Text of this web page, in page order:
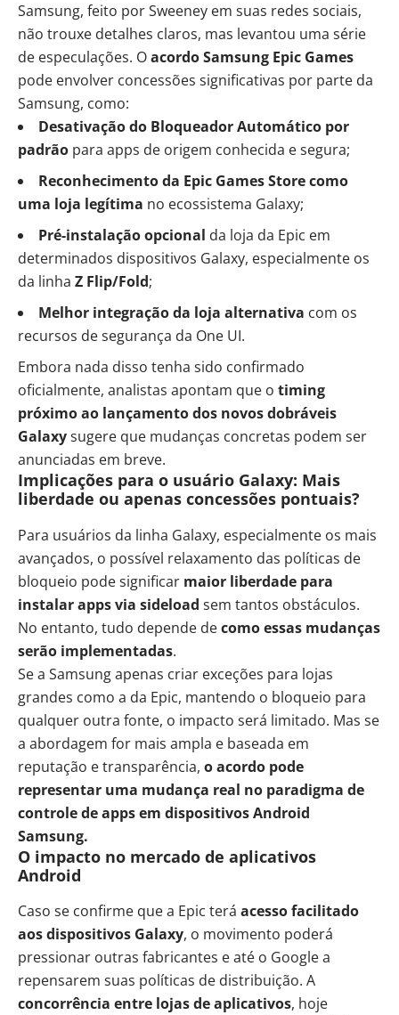
Samsung, feito por Sweeney em suas redes sociais,
não trouxe detalhes claros, mas levantou uma série
de especulações. Oacordo Samsung Epic Games
pode envolver concessões significativas por parte da
Samsung, como:
Desativação do Bloqueador Automático por
padrão para apps de origem conhecida e segura;
Reconhecimento da Epic Games Store como
uma loja legítima no ecossistema Galaxy;
Pré-instalação opcional da loja da Epic em
determinados dispositivos Galaxy, especialmente os
da linha Z Flip/Fold;
Melhor integração da loja alternativa com os
recursos de segurança da One UI.
Embora nada disso tenha sido confirmado
oficialmente, analistas apontam que o timing
próximo ao lançamento dos novos dobráveis
Galaxysugere que mudanças concretas podem ser
anunciadas em breve.
Implicações para o usuário Galaxy: Mais
liberdade ou apenas concessões pontuais?
Para usuários da linha Galaxy, especialmente os mais
avançados, o possível relaxamento das políticas de
bloqueio pode significar maior liberdade para
instalar apps via sideload sem tantos obstáculos.
No entanto, tudo depende decomo essas mudanças
serão implementadas.
Se a Samsung apenas criar exceções para lojas
grandes como a da Epic, mantendo o bloqueio para
qualquer outra fonte, o impacto será limitado. Mas se
a abordagem for mais ampla e baseada em
reputação e transparência, o acordo pode
representar uma mudança real no paradigma de
controle de apps em dispositivos Android
Samsung.
O impacto no mercado de aplicativos
Android
Caso se confirme que a Epic terá acesso facilitado
aos dispositivos Galaxy, o movimento poderá
pressionar outras fabricantes e até o Google a
repensarem suas políticas de distribuição. A
concorrência entre lojas de aplicativos, hoje